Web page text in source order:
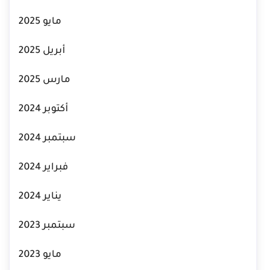
مايو 2025
أبريل 2025
مارس 2025
أكتوبر 2024
سبتمبر 2024
فبراير 2024
يناير 2024
سبتمبر 2023
مايو 2023